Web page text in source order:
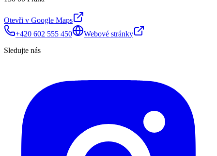
Otevři v Google Maps
+420 602 555 450
Webové stránky
Sledujte nás